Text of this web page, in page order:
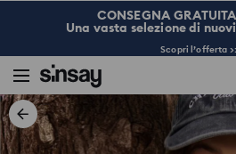
CONSEGNA
Una vasta selezione di
Scopri l’offerta